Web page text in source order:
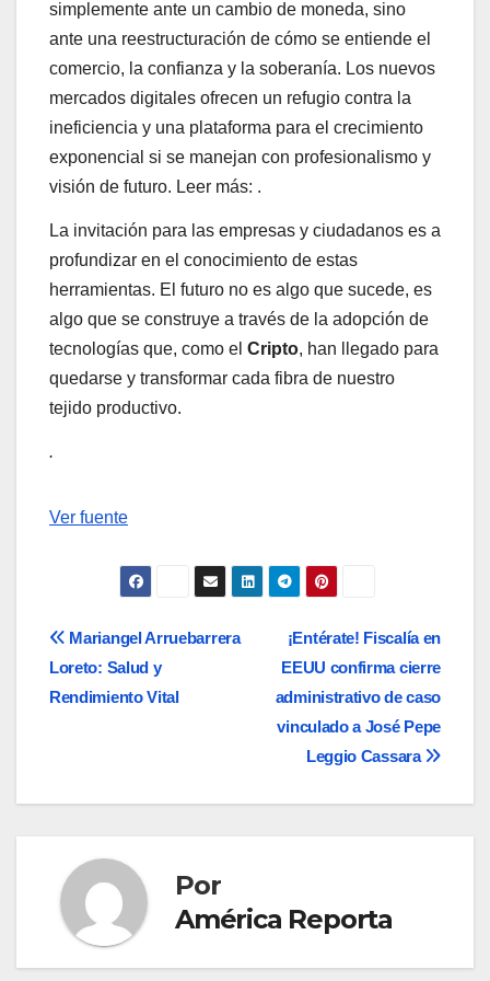
simplemente ante un cambio de moneda, sino
ante una reestructuración de cómo se entiende el
comercio, la confianza y la soberanía. Los nuevos
mercados digitales ofrecen un refugio contra la
ineficiencia y una plataforma para el crecimiento
exponencial si se manejan con profesionalismo y
visión de futuro. Leer más: .
La invitación para las empresas y ciudadanos es a
profundizar en el conocimiento de estas
herramientas. El futuro no es algo que sucede, es
algo que se construye a través de la adopción de
tecnologías que, como el Cripto, han llegado para
quedarse y transformar cada fibra de nuestro
tejido productivo.
.
Navegación
entradas
Ver fuente
Navegación
de
¡Entérate! Fiscalía en
EEUU confirma cierre
administrativo de caso
vinculado a José Pepe
Leggio Cassara
Mariangel Arruebarrera
Loreto: Salud y
Rendimiento Vital
Por
América Reporta